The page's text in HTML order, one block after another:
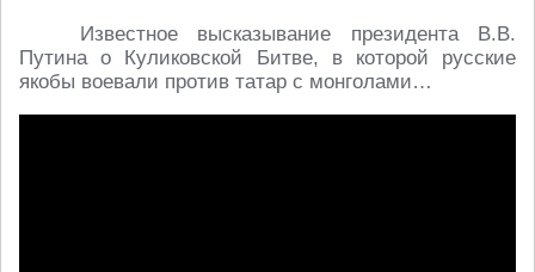
Известное высказывание президента В.В.
Путина о Куликовской Битве, в которой русские
якобы воевали против татар с монголами…